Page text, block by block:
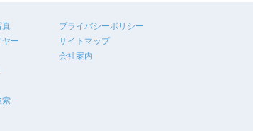
真
ヤー
索
プライバシーポリシー
サイトマップ
会社案内